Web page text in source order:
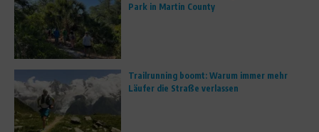
Park in Martin County
Trailrunning boomt: Warum immer mehr
Läufer die Straße verlassen